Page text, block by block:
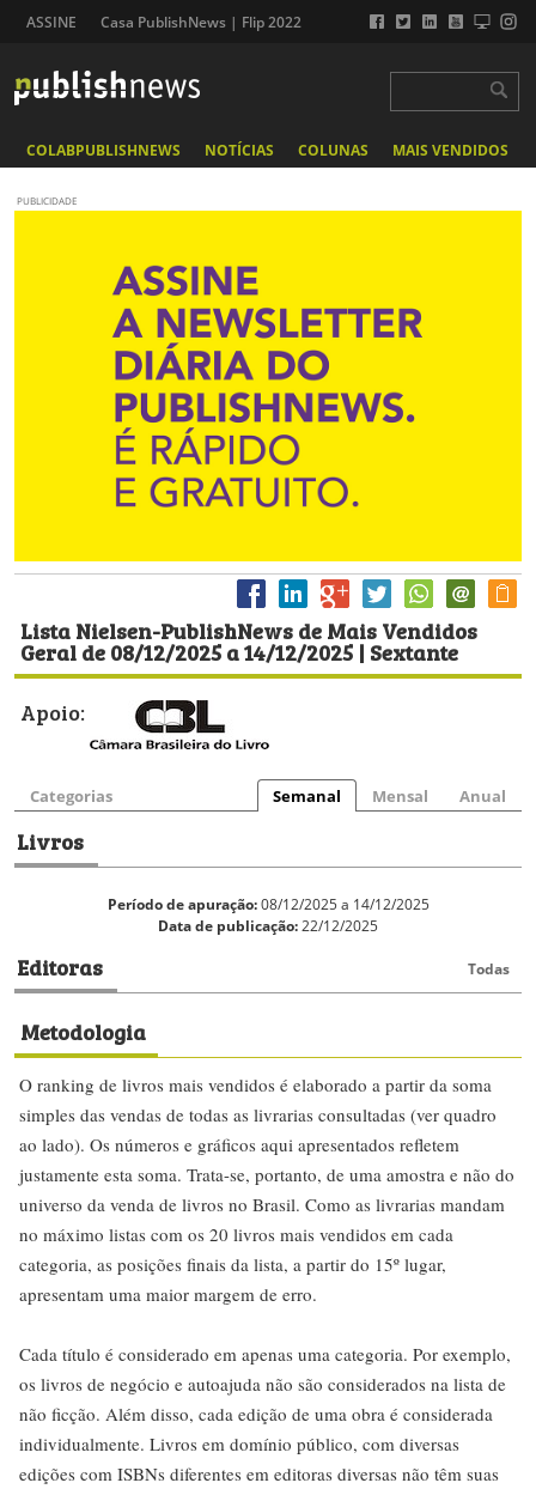
ASSINE Casa PublishNews | Flip 2022
COLABPUBLISHNEWS NOTÍCIAS COLUNAS MAIS VENDIDOS
PUBLICIDADE
Lista Nielsen-PublishNews de Mais Vendidos
Geral de 08/12/2025 a 14/12/2025 | Sextante
Apoio:
Categorias Semanal Mensal Anual
Livros
Período de apuração:08/12/2025 a 14/12/2025
Data de publicação:22/12/2025
Editoras Todas
Metodologia
O ranking de livros mais vendidos é elaborado a partir da soma
simples das vendas de todas as livrarias consultadas (ver quadro
ao lado). Os números e gráficos aqui apresentados refletem
justamente esta soma. Trata-se, portanto, de uma amostra e não do
universo da venda de livros no Brasil. Como as livrarias mandam
no máximo listas com os 20 livros mais vendidos em cada
categoria, as posições finais da lista, a partir do 15º lugar,
apresentam uma maior margem de erro.
Cada título é considerado em apenas uma categoria. Por exemplo,
os livros de negócio e autoajuda não são considerados na lista de
não ficção. Além disso, cada edição de uma obra é considerada
individualmente. Livros em domínio público, com diversas
edições com ISBNs diferentes em editoras diversas não têm suas